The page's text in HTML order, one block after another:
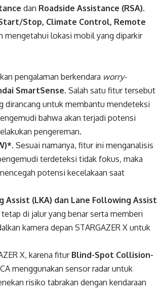
dan Roadside Assistance (RSA).
Stop, Climate Control, Remote
mengetahui lokasi mobil yang diparkir
pengalaman berkendara worry-
SmartSense. Salah satu fitur tersebut
dirancang untuk membantu mendeteksi
bahwa akan terjadi potensi
pengereman.
. Sesuai namanya, fitur ini menganalisis
terdeteksi tidak fokus, maka
potensi kecelakaan saat
Assist (LKA) dan Lane Following Assist
di jalur yang benar serta memberi
kamera depan STARGAZER X untuk
X, karena fiturBlind-Spot Collision-
menggunakan sensor radar untuk
risiko tabrakan dengan kendaraan